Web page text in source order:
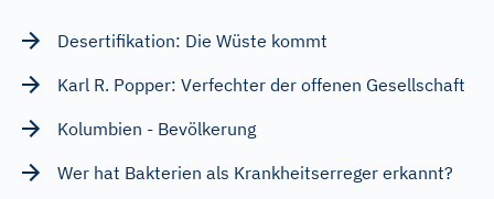
Desertifikation: Die Wüste kommt
Karl R. Popper: Verfechter der offenen Gesellschaft
Kolumbien - Bevölkerung
Wer hat Bakterien als Krankheitserreger erkannt?